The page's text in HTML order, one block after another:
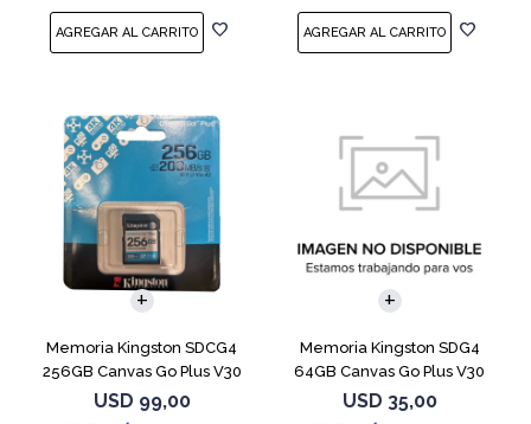
Memoria Kingston SDCG4
256GB Canvas Go Plus V30
USD 99,00
Memoria Kingston SDG4
64GB Canvas Go Plus V30
USD 35,00